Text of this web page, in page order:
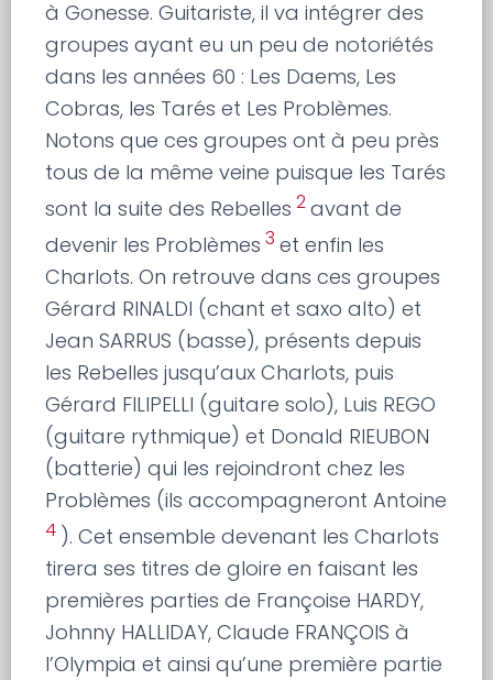
à Gonesse. Guitariste, il va intégrer des
groupes ayant eu un peu de notoriétés
dans les années 60 : Les Daems, Les
Cobras, les Tarés et Les Problèmes.
Notons que ces groupes ont à peu près
tous de la même veine puisque les Tarés
sont la suite des Rebelles 2avant de
devenir les Problèmes 3 et enfin les
Charlots. On retrouve dans ces groupes
Gérard RINALDI (chant et saxo alto) et
Jean SARRUS (basse), présents depuis
les Rebelles jusqu’aux Charlots, puis
Gérard FILIPELLI (guitare solo), Luis REGO
(guitare rythmique) et Donald RIEUBON
(batterie) qui les rejoindront chez les
Problèmes (ils accompagneront Antoine
4 ). Cet ensemble devenant les Charlots
tirera ses titres de gloire en faisant les
premières parties de Françoise HARDY,
Johnny HALLIDAY, Claude FRANÇOIS à
l’Olympia et ainsi qu’une première partie